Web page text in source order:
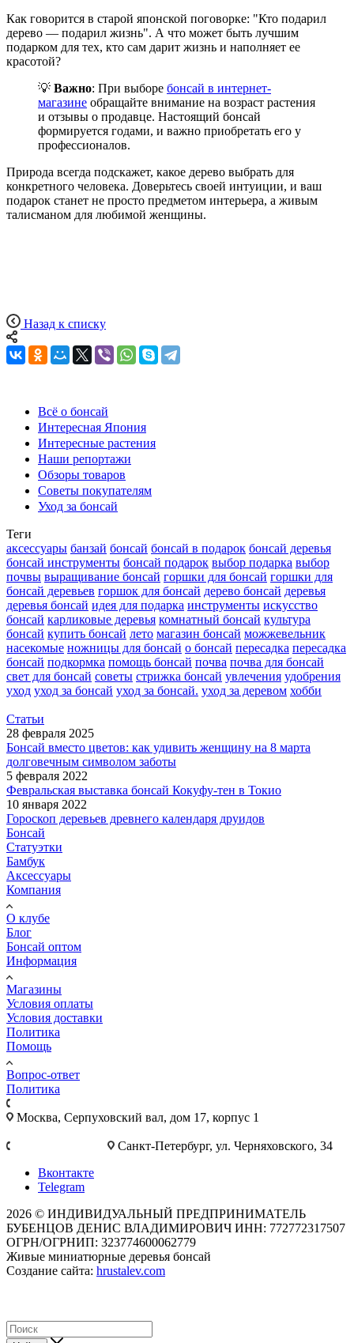
Как говорится в старой японской поговорке: "Кто подарил
дерево — подарил жизнь". А что может быть лучшим
подарком для тех, кто сам дарит жизнь и наполняет ее
красотой?
💡 Важно: При выборе бонсай в интернет-
магазине обращайте внимание на возраст растения
и отзывы о продавце. Настоящий бонсай
формируется годами, и важно приобретать его у
профессионалов.
Природа всегда подскажет, какое дерево выбрать для
конкретного человека. Доверьтесь своей интуиции, и ваш
подарок станет не просто предметом интерьера, а живым
талисманом для любимой женщины.
Назад к списку
Всё о бонсай
Интересная Япония
Интересные растения
Наши репортажи
Обзоры товаров
Советы покупателям
Уход за бонсай
Теги
аксессуары банзай бонсай бонсай в подарок бонсай деревья
бонсай инструменты бонсай подарок выбор подарка выбор
почвы выращивание бонсай горшки для бонсай горшки для
бонсай деревьев горшок для бонсай дерево бонсай деревья
деревья бонсай идея для подарка инструменты искусство
бонсай карликовые деревья комнатный бонсай культура
бонсай купить бонсай лето магазин бонсай можжевельник
насекомые ножницы для бонсай о бонсай пересадка пересадка
бонсай подкормка помощь бонсай почва почва для бонсай
свет для бонсай советы стрижка бонсай увлечения удобрения
уход уход за бонсай уход за бонсай. уход за деревом хобби
Статьи
28 февраля 2025
Бонсай вместо цветов: как удивить женщину на 8 марта
долговечным символом заботы
5 февраля 2022
Февральская выставка бонсай Кокуфу-тен в Токио
10 января 2022
Гороскоп деревьев древнего календаря друидов
Бонсай
Статуэтки
Бамбук
Аксессуары
Компания
О клубе
Блог
Бонсай оптом
Информация
Магазины
Условия оплаты
Условия доставки
Политика
Помощь
Вопрос-ответ
Политика
Москва, Cерпуховский вал, дом 17, корпус 1
Санкт-Петербург, ул. Черняховского, 34
Вконтакте
Telegram
2026 © ИНДИВИДУАЛЬНЫЙ ПРЕДПРИНИМАТЕЛЬ
БУБЕНЦОВ ДЕНИС ВЛАДИМИРОВИЧ ИНН: 772772317507
ОГРН/ОГРНИП: 323774600062779
Живые миниатюрные деревья бонсай
Создание сайта: hrustalev.com